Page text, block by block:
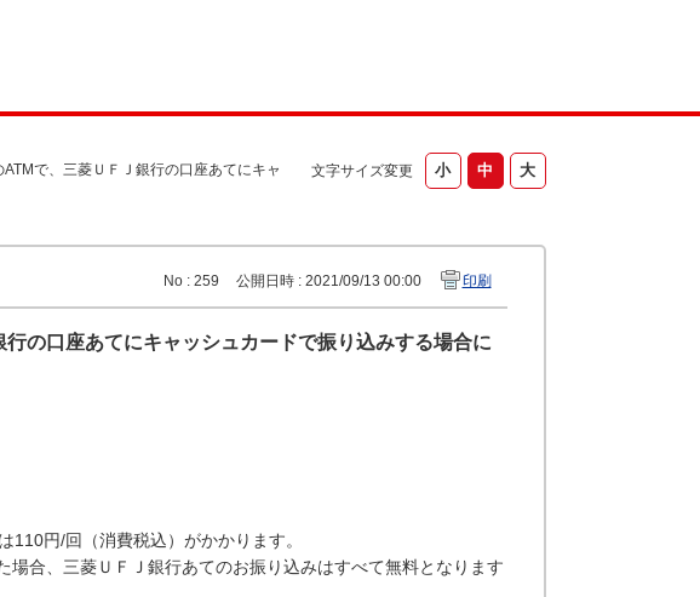
文字サイズ変更
で、三菱ＵＦＪ銀行の口座あてにキャ
No : 259 公開日時 : 2021/09/13 00:00 印刷
の口座あてにキャッシュカードで振り込みする場合に
110円/回（消費税込）がかかります。
合、三菱ＵＦＪ銀行あてのお振り込みはすべて無料となります